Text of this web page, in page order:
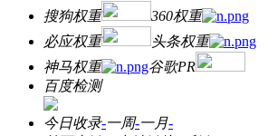
搜狗权重
360权重
必应权重
头条权重
神马权重
谷歌PR
百度检测
今日收录-一周-一月-